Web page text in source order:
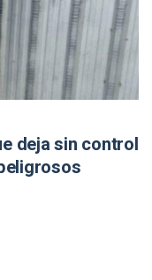
deja sin control